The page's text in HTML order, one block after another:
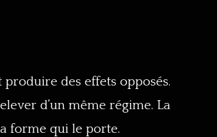
des effets opposés.
d’un même régime. La
forme qui le porte.